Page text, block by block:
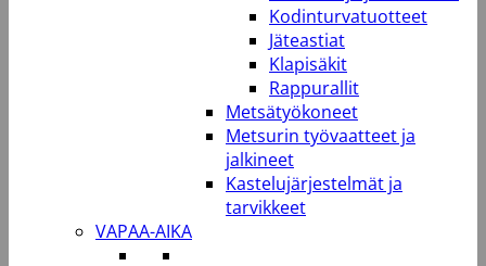
Kodinturvatuotteet
Jäteastiat
Klapisäkit
Rappurallit
Metsätyökoneet
Metsurin työvaatteet ja
jalkineet
Kastelujärjestelmät ja
tarvikkeet
VAPAA-AIKA